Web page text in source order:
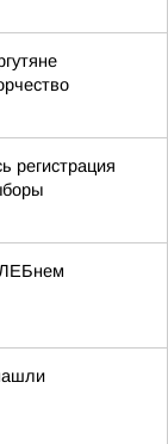
регистрация